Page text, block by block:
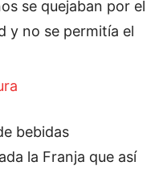
se quejaban por el
y no se permitía el
bebidas
la Franja que así